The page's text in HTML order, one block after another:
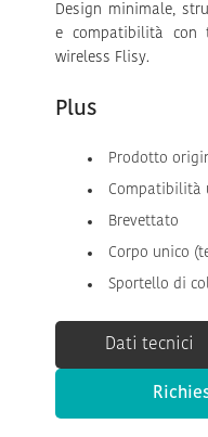
Design minimale,
e compatibilità
wireless Flisy.
Plus
Prodotto
Compatibilità
Brevettato
Corpo unico
Sportello di
Dati tecnici